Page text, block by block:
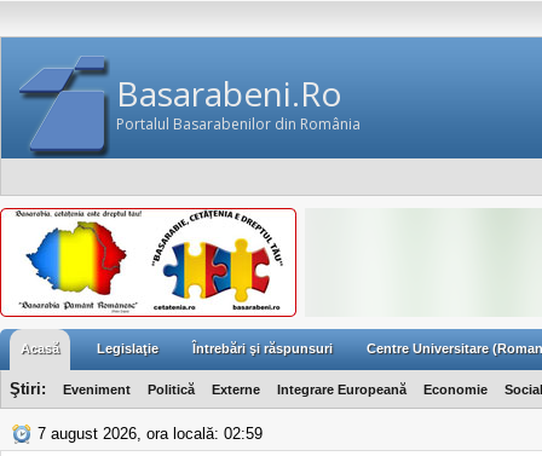
Basarabeni.Ro
Portalul Basarabenilor din România
Acasă Legislaţie Întrebări şi răspunsuri Centre Universitare
Ştiri: Eveniment Politică Externe Integrare Europeană Economie Social
7 august 2026, ora locală: 02:59